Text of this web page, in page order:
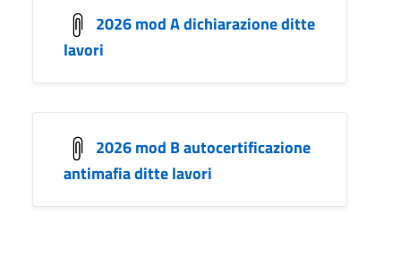
2026 mod A dichiarazione ditte
lavori
2026 mod B autocertificazione
antimafia ditte lavori